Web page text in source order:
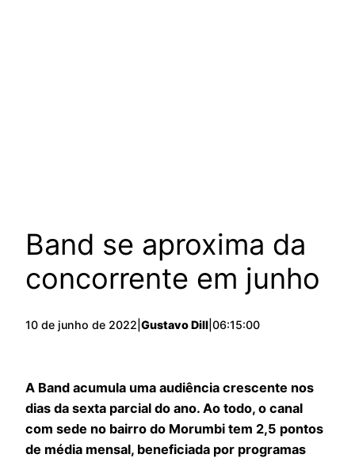
Band se aproxima da
concorrente em junho
10 de junho de 2022 Gustavo Dill 06:15:00
A Band acumula uma audiência crescente nos
dias da sexta parcial do ano. Ao todo, o canal
com sede no bairro do Morumbi tem 2,5 pontos
de média mensal, beneficiada por programas